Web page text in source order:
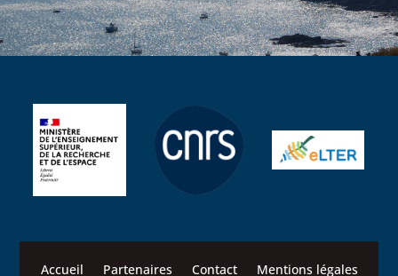
Accueil Partenaires Contact Mentions légales